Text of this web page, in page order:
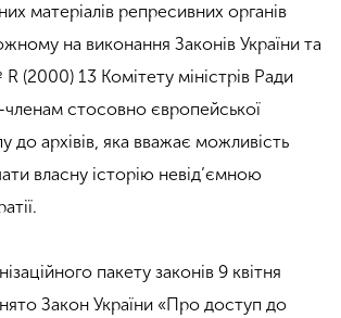
матеріалів репресивних органів
на виконання Законів України та
(2000) 13 Комітету міністрів Ради
стосовно європейської
до архівів, яка вважає можливість
власну історію невід’ємною
пакету законів 9 квітня
Закон України «Про доступ до